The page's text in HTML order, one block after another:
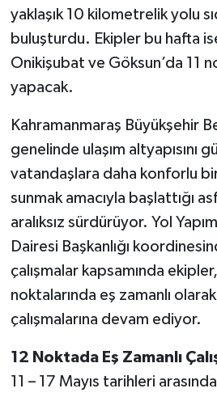
yaklaşık 10 kilometrelik yolu
buluşturdu. Ekipler bu hafta
Onikişubat ve Göksun’da 11
yapacak.
Kahramanmaraş Büyükşehir
genelinde ulaşım altyapısını
vatandaşlara daha konforlu bir
sunmak amacıyla başlattığı
aralıksız sürdürüyor. Yol
Dairesi Başkanlığı
çalışmalar kapsamında
noktalarında eş zamanlı
çalışmalarına devam ediyor.
12 Noktada Eş Zamanlı
11 – 17 Mayıs tarihleri